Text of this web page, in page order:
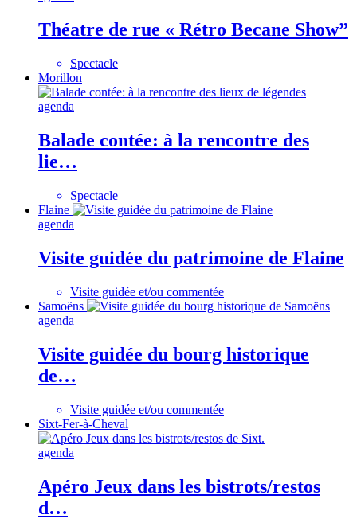
Théatre de rue « Rétro Becane Show”
Spectacle
Morillon
agenda
Balade contée: à la rencontre des
lie…
Spectacle
Flaine
agenda
Visite guidée du patrimoine de Flaine
Visite guidée et/ou commentée
Samoëns
agenda
Visite guidée du bourg historique
de…
Visite guidée et/ou commentée
Sixt-Fer-à-Cheval
agenda
Apéro Jeux dans les bistrots/restos
d…